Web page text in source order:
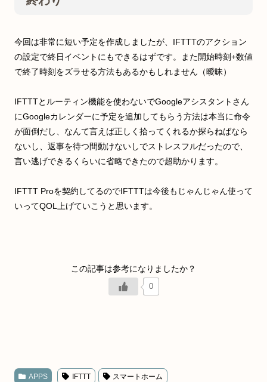
今回は非常に短い予定を作成しましたが、IFTTTのアクション
の設定で終日イベントにもできるはずです。また開始時刻+数値
で終了時刻をズラせる方法もあるかもしれません（曖昧）
IFTTTとルーティン機能を使わないでGoogleアシスタントさん
にGoogleカレンダーに予定を追加してもらう方法は本当に命令
が面倒だし、なんて言えば正しく拾ってくれるか探らねばなら
ないし、返事を待つ間動けないしでストレスフルだったので、
言い逃げできるくらいに省略できたので超助かります。
IFTTT Proを契約してるのでIFTTTは今後もじゃんじゃん使って
いってQOL上げていこうと思います。
0
APPS IFTTT スマートホーム